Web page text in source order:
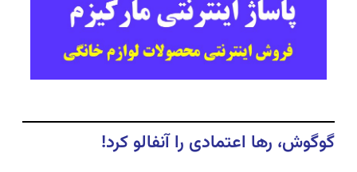
گوگوش، رها اعتمادی را آنفالو کرد!